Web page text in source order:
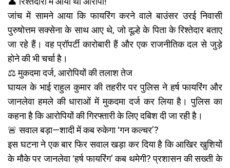
जांच में सामने आया कि फायरिंग करने वाले बाउंसर उरई निवासी
पुरुषोत्तम सक्सेना के साथ आए थे, जो दूल्हे के पिता के रिश्तेदार बताए
जा रहे हैं। वह प्रॉपर्टी कारोबारी हैं और एक राजनीतिक दल से जुड़े
होने की भी चर्चा है।
⚖️ मुकदमा दर्ज, आरोपियों की तलाश तेज
घायल के भाई राहुल कुमार की तहरीर पर पुलिस ने हर्ष फायरिंग और
जानलेवा हमले की धाराओं में मुकदमा दर्ज कर लिया है। पुलिस का
कहना है कि आरोपियों की गिरफ्तारी के लिए दबिश दी जा रही है।
🚨 सवाल बड़ा—शादी में कब रुकेगा ‘गन कल्चर’?
इस घटना ने एक बार फिर सवाल खड़ा कर दिया है कि आखिर खुशियों
के मौके पर जानलेवा ‘हर्ष फायरिंग’ कब थमेगी? प्रशासन की सख्ती के